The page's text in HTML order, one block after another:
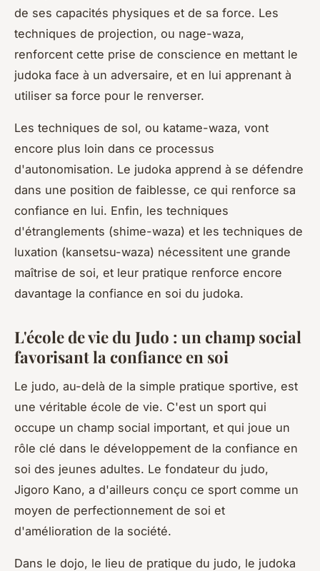
de ses capacités physiques et de sa force. Les
techniques de projection, ou nage-waza,
renforcent cette prise de conscience en mettant le
judoka face à un adversaire, et en lui apprenant à
utiliser sa force pour le renverser.
Les techniques de sol, ou katame-waza, vont
encore plus loin dans ce processus
d'autonomisation. Le judoka apprend à se défendre
dans une position de faiblesse, ce qui renforce sa
confiance en lui. Enfin, les techniques
d'étranglements (shime-waza) et les techniques de
luxation (kansetsu-waza) nécessitent une grande
maîtrise de soi, et leur pratique renforce encore
davantage la confiance en soi du judoka.
L'école de vie du Judo : un champ social
favorisant la confiance en soi
Le judo, au-delà de la simple pratique sportive, est
une véritable école de vie. C'est un sport qui
occupe un champ social important, et qui joue un
rôle clé dans le développement de la confiance en
soi des jeunes adultes. Le fondateur du judo,
Jigoro Kano, a d'ailleurs conçu ce sport comme un
moyen de perfectionnement de soi et
d'amélioration de la société.
Dans le dojo, le lieu de pratique du judo, le judoka